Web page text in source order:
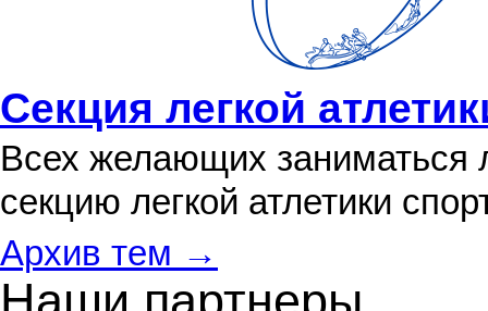
Секция легкой
Всех желающих заниматься
секцию легкой атлетики
Архив тем →